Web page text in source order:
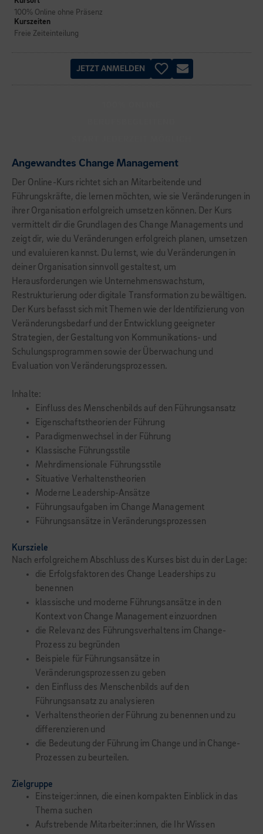
100% Online ohne Präsenz
Kurszeiten
Freie Zeiteinteilung
JETZT ANMELDEN
Angewandtes Change Management
Der Online-Kurs richtet sich an Mitarbeitende und
Führungskräfte, die lernen möchten, wie sie Veränderungen in
ihrer Organisation erfolgreich umsetzen können. Der Kurs
vermittelt dir die Grundlagen des Change Managements und
zeigt dir, wie du Veränderungen erfolgreich planen, umsetzen
und evaluieren kannst. Du lernst, wie du Veränderungen in
deiner Organisation sinnvoll gestaltest, um
Herausforderungen wie Unternehmenswachstum,
Restrukturierung oder digitale Transformation zu bewältigen.
Der Kurs befasst sich mit Themen wie der Identifizierung von
Veränderungsbedarf und der Entwicklung geeigneter
Strategien, der Gestaltung von Kommunikations- und
Schulungsprogrammen sowie der Überwachung und
Evaluation von Veränderungsprozessen.
Inhalte:
Einfluss des Menschenbilds auf den Führungsansatz
Eigenschaftstheorien der Führung
Paradigmenwechsel in der Führung
Klassische Führungsstile
Mehrdimensionale Führungsstile
Situative Verhaltenstheorien
Moderne Leadership-Ansätze
Führungsaufgaben im Change Management
Führungsansätze in Veränderungsprozessen
Kursziele
Nach erfolgreichem Abschluss des Kurses bist du in der Lage:
die Erfolgsfaktoren des Change Leaderships zu
benennen
klassische und moderne Führungsansätze in den
Kontext von Change Management einzuordnen
die Relevanz des Führungsverhaltens im Change-
Prozess zu begründen
Beispiele für Führungsansätze in
Veränderungsprozessen zu geben
den Einfluss des Menschenbilds auf den
Führungsansatz zu analysieren
Verhaltenstheorien der Führung zu benennen und zu
differenzieren und
die Bedeutung der Führung im Change und in Change-
Prozessen zu beurteilen.
Zielgruppe
Einsteiger:innen, die einen kompakten Einblick in das
Thema suchen
Aufstrebende Mitarbeiter:innen, die Ihr Wissen